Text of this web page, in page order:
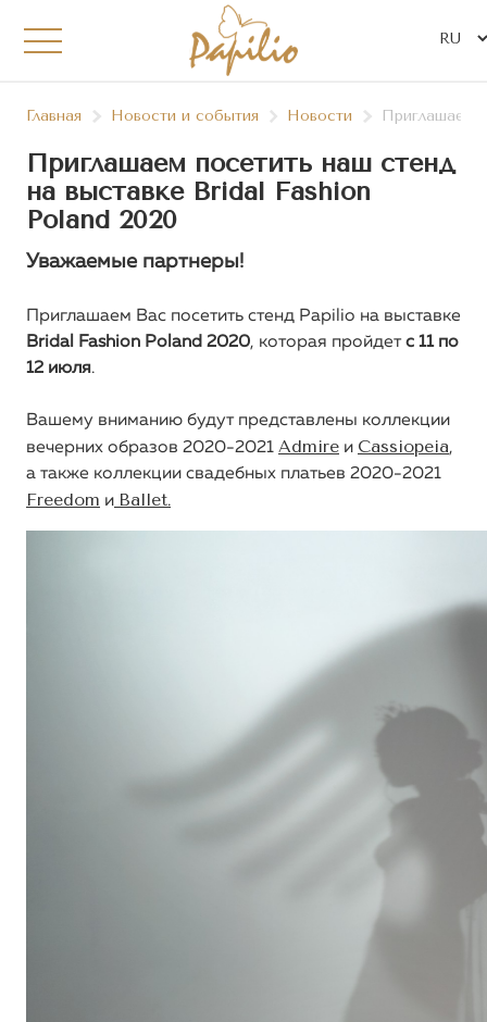
Главная Новости и события Новости Приглашаем
Приглашаем посетить наш стенд
на выставке Bridal Fashion
Poland 2020
Уважаемые партнеры!
Приглашаем Вас посетить стенд Papilio на выставке
Bridal Fashion Poland 2020, которая пройдетс 11 по
12 июля.
Вашему вниманию будут представлены коллекции
вечерних образов 2020-2021 Admire и Cassiopeia,
а также коллекции свадебных платьев 2020-2021
Freedom и Ballet.